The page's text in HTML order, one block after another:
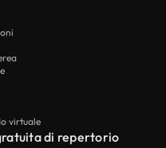
virtuale
di repertorio